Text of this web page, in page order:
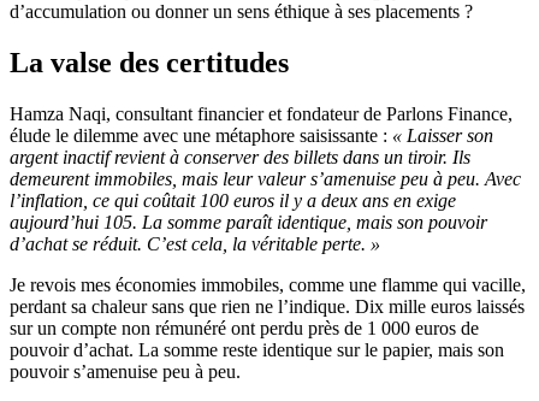
d’accumulation ou donner un sens éthique à ses placements ?
La valse des certitudes
Hamza Naqi, consultant financier et fondateur de Parlons Finance,
élude le dilemme avec une métaphore saisissante : « Laisser son
argent inactif revient à conserver des billets dans un tiroir. Ils
demeurent immobiles, mais leur valeur s’amenuise peu à peu. Avec
l’inflation, ce qui coûtait 100 euros il y a deux ans en exige
aujourd’hui 105. La somme paraît identique, mais son pouvoir
d’achat se réduit. C’est cela, la véritable perte. »
Je revois mes économies immobiles, comme une flamme qui vacille,
perdant sa chaleur sans que rien ne l’indique. Dix mille euros laissés
sur un compte non rémunéré ont perdu près de 1 000 euros de
pouvoir d’achat. La somme reste identique sur le papier, mais son
pouvoir s’amenuise peu à peu.